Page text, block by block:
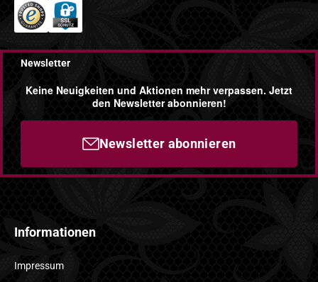
Newsletter
Keine Neuigkeiten und Aktionen mehr verpassen. Jetzt
den Newsletter abonnieren!
Newsletter abonnieren
Informationen
Impressum